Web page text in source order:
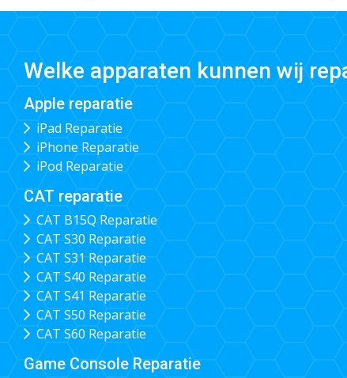
Welke apparaten kunnen wij
Apple reparatie
iPad Reparatie
iPhone Reparatie
iPod Reparatie
CAT reparatie
CAT B15Q Reparatie
CAT S30 Reparatie
CAT S31 Reparatie
CAT S40 Reparatie
CAT S41 Reparatie
CAT S50 Reparatie
CAT S60 Reparatie
Game Console Reparatie